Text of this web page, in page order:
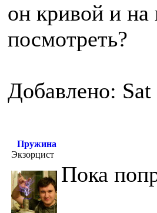
он кривой и
посмотреть?
Добавлено:
Пружина
Экзорцист
Пока